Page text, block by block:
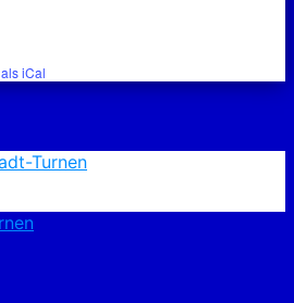
iCal
Turnen